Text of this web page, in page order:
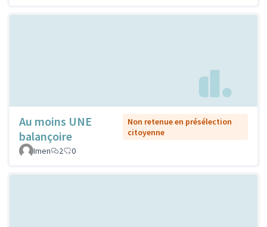
Au moins UNE
balançoire
Non retenue en présélection
citoyenne
Imen
2 0